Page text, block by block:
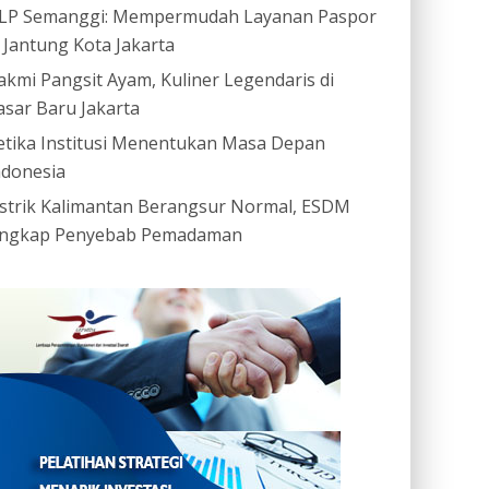
Semanggi: Mempermudah Layanan Paspor
Kota Jakarta
Pangsit Ayam, Kuliner Legendaris di
Baru Jakarta
Institusi Menentukan Masa Depan
Kalimantan Berangsur Normal, ESDM
Penyebab Pemadaman